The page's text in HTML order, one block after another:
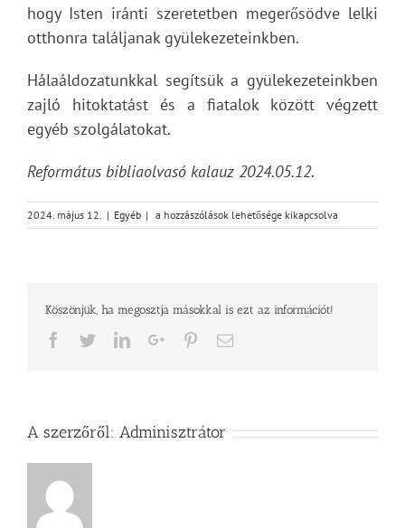
hogy Isten iránti szeretetben megerősödve lelki
otthonra találjanak gyülekezeteinkben.
Hálaáldozatunkkal segítsük a gyülekezeteinkben
zajló hitoktatást és a fiatalok között végzett
egyéb szolgálatokat.
Református bibliaolvasó kalauz 2024.05.12.
2024. május 12. | Egyéb | 2024
AZ
Jelenések
7
a hozzászólások lehetősége kikapcsolva
Köszönjük, ha megosztja másokkal is ezt az információt!
Facebook
TwitterLinkedInGoogle+PinterestEmail
A szerzőről: Adminisztrátor